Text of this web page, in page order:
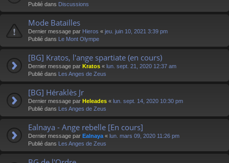
Publié dans Discussions
Mode Batailles
Dernier message par Hieros « jeu. juin 10, 2021 3:39 pm
Publié dans Le Mont Olympe
[BG] Kratos, l'ange spartiate (en cours)
Dernier message par Kratos « lun. sept. 21, 2020 12:37 am
Publié dans Les Anges de Zeus
[BG] Héraklès Jr
Dernier message par Heleades « lun. sept. 14, 2020 10:30 pm
Publié dans Les Anges de Zeus
Ealnaya - Ange rebelle [En cours]
Dernier message par Ealnaya « lun. mars 09, 2020 11:26 pm
Publié dans Les Anges de Zeus